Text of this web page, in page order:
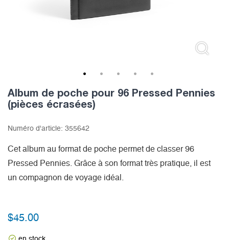
Album de poche pour 96 Pressed Pennies
(pièces écrasées)
Numéro d'article: 355642
Cet album au format de poche permet de classer 96
Pressed Pennies. Grâce à son format très pratique, il est
un compagnon de voyage idéal.
$45.00